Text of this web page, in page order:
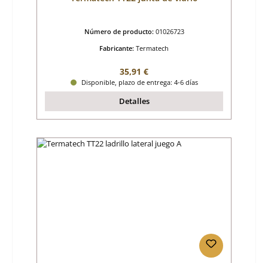
Número de producto: 01026723
Fabricante: Termatech
Precio normal:
35,91 €
Disponible, plazo de entrega: 4-6 días
Detalles